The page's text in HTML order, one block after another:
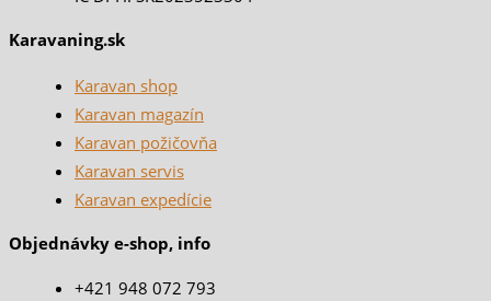
Karavaning.sk
Karavan shop
Karavan magazín
Karavan požičovňa
Karavan servis
Karavan expedície
Objednávky e-shop, info
+421 948 072 793